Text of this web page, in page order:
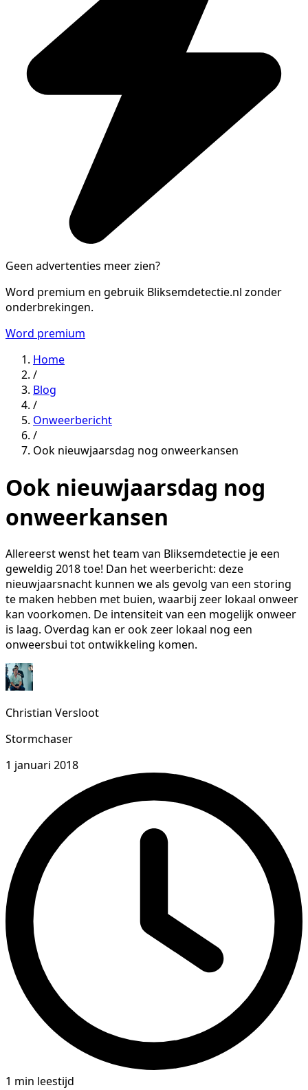
Geen advertenties meer zien?
Word premium en gebruik Bliksemdetectie.nl zonder
onderbrekingen.
Word premium
Home
/
Blog
/
Onweerbericht
/
Ook nieuwjaarsdag nog onweerkansen
Ook nieuwjaarsdag nog
onweerkansen
Allereerst wenst het team van Bliksemdetectie je een
geweldig 2018 toe! Dan het weerbericht: deze
nieuwjaarsnacht kunnen we als gevolg van een storing
te maken hebben met buien, waarbij zeer lokaal onweer
kan voorkomen. De intensiteit van een mogelijk onweer
is laag. Overdag kan er ook zeer lokaal nog een
onweersbui tot ontwikkeling komen.
Christian Versloot
Stormchaser
1 januari 2018
1 min leestijd